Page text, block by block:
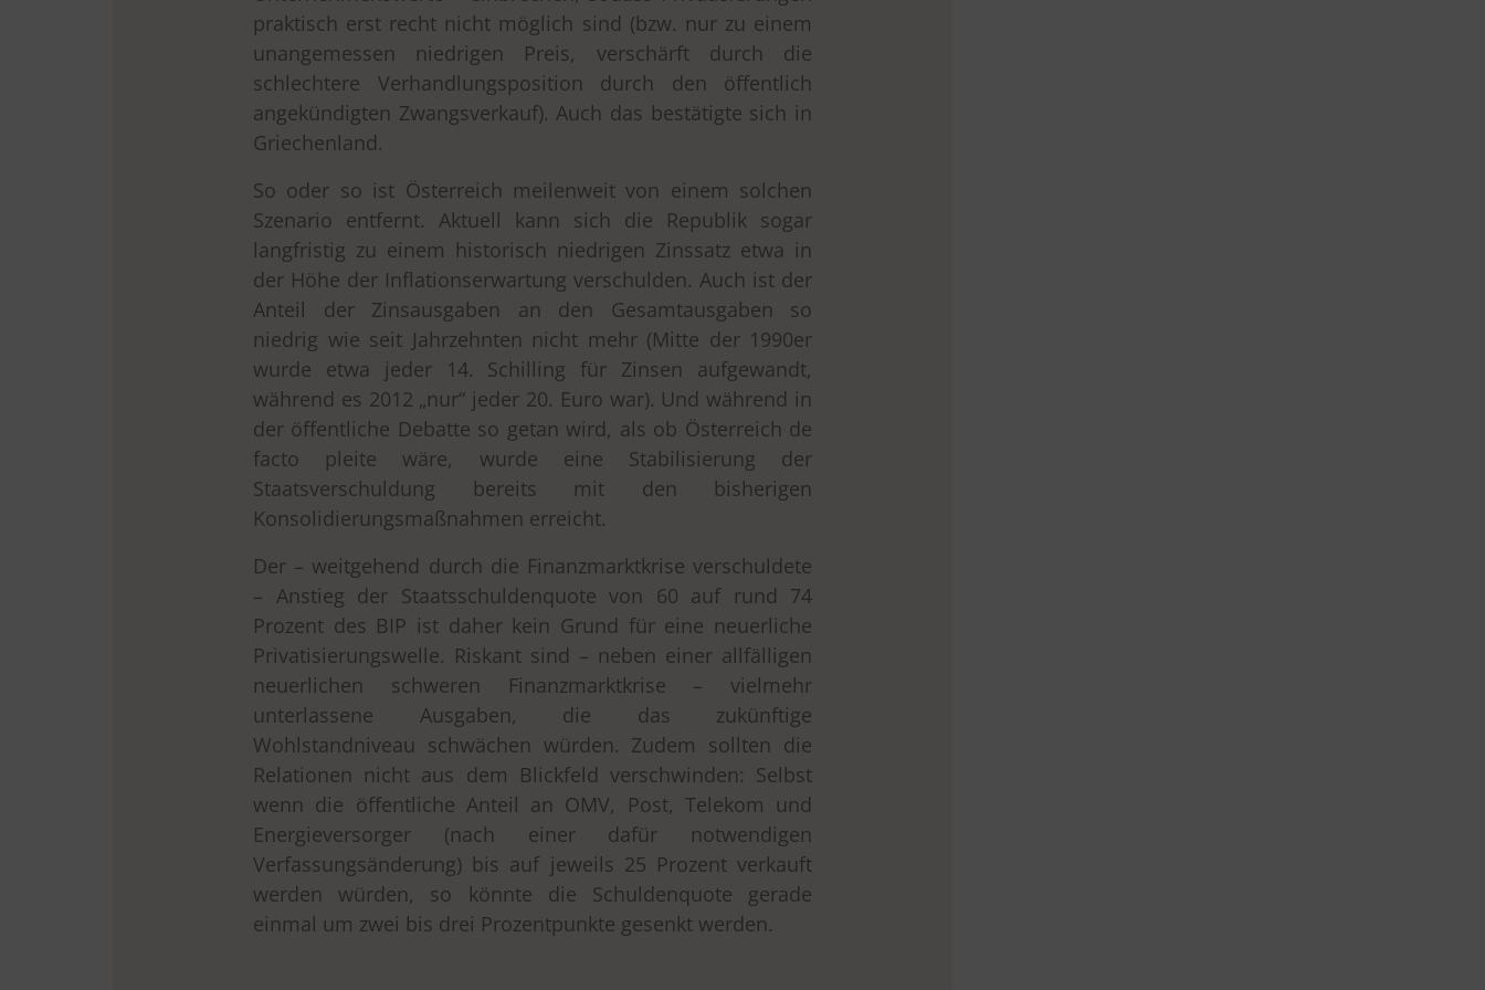
praktisch erst recht nicht möglich sind (bzw. nur zu einem
unangemessen niedrigen Preis, verschärft durch die
schlechtere Verhandlungsposition durch den öffentlich
angekündigten Zwangsverkauf). Auch das bestätigte sich in
Griechenland.
So oder so ist Österreich meilenweit von einem solchen
Szenario entfernt. Aktuell kann sich die Republik sogar
langfristig zu einem historisch niedrigen Zinssatz etwa in
der Höhe der Inflationserwartung verschulden. Auch ist der
Anteil der Zinsausgaben an den Gesamtausgaben so
niedrig wie seit Jahrzehnten nicht mehr (Mitte der 1990er
wurde etwa jeder 14. Schilling für Zinsen aufgewandt,
während es 2012 „nur“ jeder 20. Euro war). Und während in
der öffentliche Debatte so getan wird, als ob Österreich de
facto pleite wäre, wurde eine Stabilisierung der
Staatsverschuldung bereits mit den bisherigen
Konsolidierungsmaßnahmen erreicht.
Der – weitgehend durch die Finanzmarktkrise verschuldete
– Anstieg der Staatsschuldenquote von 60 auf rund 74
Prozent des BIP ist daher kein Grund für eine neuerliche
Privatisierungswelle. Riskant sind – neben einer allfälligen
neuerlichen schweren Finanzmarktkrise – vielmehr
unterlassene Ausgaben, die das zukünftige
Wohlstandniveau schwächen würden. Zudem sollten die
Relationen nicht aus dem Blickfeld verschwinden: Selbst
wenn die öffentliche Anteil an OMV, Post, Telekom und
Energieversorger (nach einer dafür notwendigen
Verfassungsänderung) bis auf jeweils 25 Prozent verkauft
werden würden, so könnte die Schuldenquote gerade
einmal um zwei bis drei Prozentpunkte gesenkt werden.